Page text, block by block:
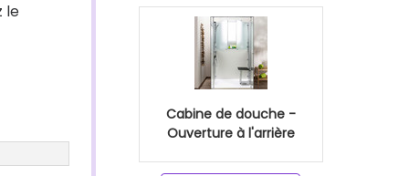
le
Cabine de douche -
Ouverture à l'arrière